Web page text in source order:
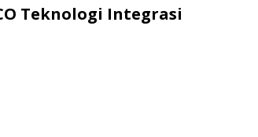
Teknologi Integrasi